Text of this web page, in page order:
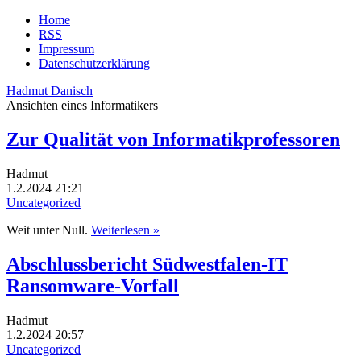
Home
RSS
Impressum
Datenschutzerklärung
Hadmut Danisch
Ansichten eines Informatikers
Zur Qualität von Informatikprofessoren
Hadmut
1.2.2024 21:21
Uncategorized
Weit unter Null. Weiterlesen »
Abschlussbericht Südwestfalen-IT
Ransomware-Vorfall
Hadmut
1.2.2024 20:57
Uncategorized